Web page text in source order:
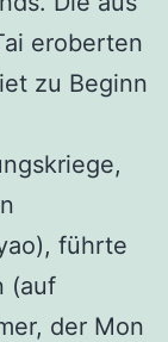
eroberten
zu Beginn
führte
(auf
der Mon